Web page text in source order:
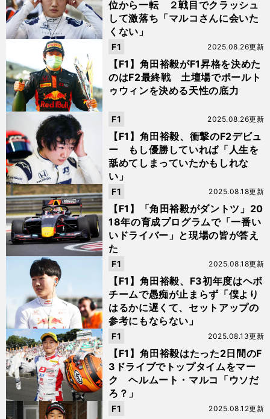
位から一転 ２戦目でクラッシュ
して激落ち「マルコさんに会いた
くない」
【F1】角田裕毅がF1昇格を決めた
のはF2最終戦 土壇場でポールト
ゥウィンを決める天性の底力
2025.08.26更新
F1
【F1】角田裕毅、衝撃のF2デビュ
ー もし優勝していれば「人生を
舐めてしまっていたかもしれな
い」
2025.08.26更新
F1
【F1】「角田裕毅がダントツ」20
18年の育成プログラムで「一番い
いドライバー」と現場の皆が答え
た
2025.08.18更新
F1
【F1】角田裕毅、F3初年度はヘボ
チームで愚痴が止まらず「僕より
はるかに遅くて、セットアップの
参考にもならない」
2025.08.18更新
F1
【F1】角田裕毅はたった2日間のF
3ドライブでトップタイムをマー
ク ヘルムート・マルコ「ウソだ
ろ？」
2025.08.13更新
F1
2025.08.12更新
F1